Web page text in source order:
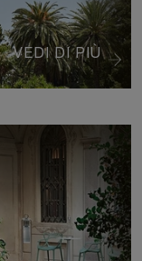
VEDI DI PIÙ